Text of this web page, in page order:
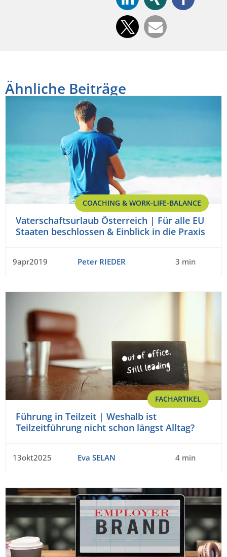
Ähnliche Beiträge
COACHING & WORK-LIFE-BALANCE
Vaterschaftsurlaub Österreich | Für alle EU
Staaten beschlossen & Einblick in die Praxis
9apr2019 Peter RIEDER 3 min
FACHARTIKEL
Führung in Teilzeit | Weshalb ist
Teilzeitführung nicht schon längst Alltag?
13okt2025 Eva SELAN 4 min